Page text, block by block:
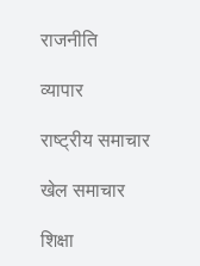
राजनीति
व्यापार
राष्ट्रीय समाचार
खेल समाचार
शिक्षा